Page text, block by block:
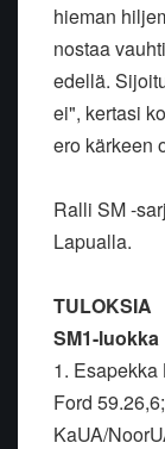
hieman
nostaa
edellä.
ei", kertasi
ero kärkeen
Ralli SM -
Lapualla.
TULOKSIA
SM1-luokka
1.
Ford
KaUA/